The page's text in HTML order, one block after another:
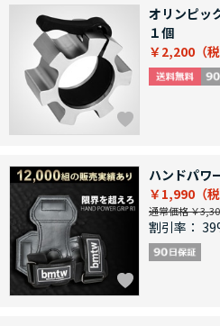
オリンピッ
１個
￥2,200
ハンドパワ
￥1,990
通常価格 ￥
割引率：